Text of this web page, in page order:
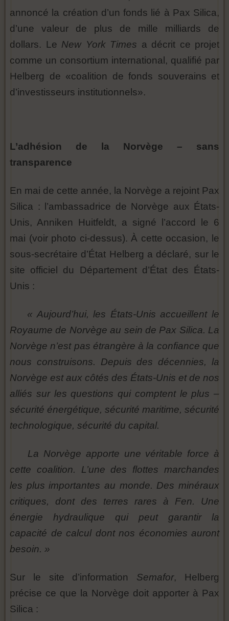
annoncé la création d’un fonds lié à Pax Silica,
d’une valeur de plus de mille milliards de
dollars. Le New York Times a décrit ce projet
comme un consortium international, qualifié par
Helberg de «coalition de fonds souverains et
d’investisseurs institutionnels».
L’adhésion de la Norvège – sans
transparence
En mai de cette année, la Norvège a rejoint Pax
Silica : l’ambassadrice de Norvège aux États-
Unis, Anniken Huitfeldt, a signé l’accord le 6
mai (voir photo ci-dessus). À cette occasion, le
sous-secrétaire d’État Helberg a déclaré, sur le
site officiel du Département d’État des États-
Unis :
« Aujourd’hui, les États-Unis accueillent le
Royaume de Norvège au sein de Pax Silica. La
Norvège n’est pas étrangère à la confiance que
nous construisons. Depuis des décennies, la
Norvège est aux côtés des États-Unis et de nos
alliés sur les questions qui comptent le plus –
sécurité énergétique, sécurité maritime, sécurité
technologique, sécurité du capital.
La Norvège apporte une véritable force à
cette coalition. L’une des flottes marchandes
les plus importantes au monde. Des minéraux
critiques, dont des terres rares à Fen. Une
énergie hydraulique qui peut garantir la
capacité de calcul dont nos économies auront
besoin. »
Sur le site d’information Semafor, Helberg
précise ce que la Norvège doit apporter à Pax
Silica :